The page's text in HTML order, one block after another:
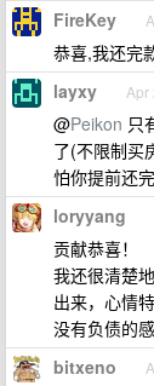
FireKey
恭喜,我还完
layxy Apr
@Peikon 只
了(不限制买
怕你提前还
loryyang
贡献恭喜！
我还很清楚
出来，心情
没有负债的感
bitxeno